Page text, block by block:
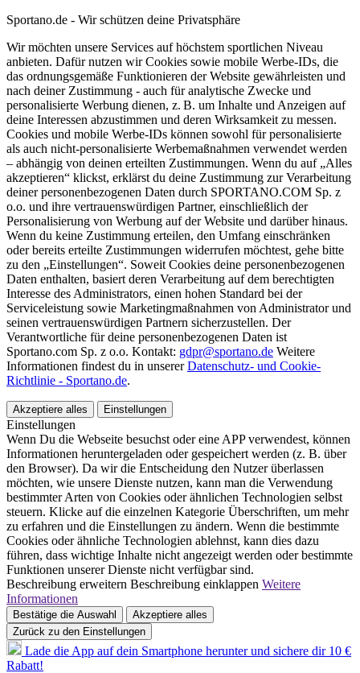
Sportano.de - Wir schützen deine Privatsphäre
Wir möchten unsere Services auf höchstem sportlichen Niveau
anbieten. Dafür nutzen wir Cookies sowie mobile Werbe-IDs, die
das ordnungsgemäße Funktionieren der Website gewährleisten und
nach deiner Zustimmung - auch für analytische Zwecke und
personalisierte Werbung dienen, z. B. um Inhalte und Anzeigen auf
deine Interessen abzustimmen und deren Wirksamkeit zu messen.
Cookies und mobile Werbe-IDs können sowohl für personalisierte
als auch nicht-personalisierte Werbemaßnahmen verwendet werden
– abhängig von deinen erteilten Zustimmungen. Wenn du auf „Alles
akzeptieren“ klickst, erklärst du deine Zustimmung zur Verarbeitung
deiner personenbezogenen Daten durch SPORTANO.COM Sp. z
o.o. und ihre vertrauenswürdigen Partner, einschließlich der
Personalisierung von Werbung auf der Website und darüber hinaus.
Wenn du keine Zustimmung erteilen, den Umfang einschränken
oder bereits erteilte Zustimmungen widerrufen möchtest, gehe bitte
zu den „Einstellungen“. Soweit Cookies deine personenbezogenen
Daten enthalten, basiert deren Verarbeitung auf dem berechtigten
Interesse des Administrators, einen hohen Standard bei der
Serviceleistung sowie Marketingmaßnahmen von Administrator und
seinen vertrauenswürdigen Partnern sicherzustellen. Der
Verantwortliche für deine personenbezogenen Daten ist
Sportano.com Sp. z o.o. Kontakt: gdpr@sportano.de Weitere
Informationen findest du in unsererDatenschutz- und Cookie-
Richtlinie - Sportano.de.
Akzeptiere alles Einstellungen
Einstellungen
Wenn Du die Webseite besuchst oder eine APP verwendest, können
Informationen heruntergeladen oder gespeichert werden (z. B. über
den Browser). Da wir die Entscheidung den Nutzer überlassen
möchten, wie unsere Dienste nutzen, kann man die Verwendung
bestimmter Arten von Cookies oder ähnlichen Technologien selbst
steuern. Klicke auf die einzelnen Kategorie Überschriften, um mehr
zu erfahren und die Einstellungen zu ändern. Wenn die bestimmte
Cookies oder ähnliche Technologien ablehnst, kann dies dazu
führen, dass wichtige Inhalte nicht angezeigt werden oder bestimmte
Funktionen unserer Dienste nicht verfügbar sind.
Beschreibung erweitern Beschreibung einklappen Weitere
Informationen
Bestätige die Auswahl
Akzeptiere alles
Zurück zu den Einstellungen
Lade die App auf dein Smartphone herunter und sichere dir 10 €
Rabatt!